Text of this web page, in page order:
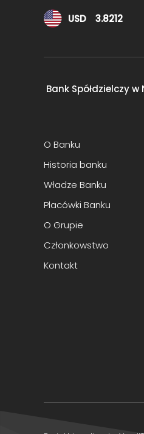
Kursy walut
USD 3.8212
Bank Spółdzielczy
O Banku
Historia banku
Władze Banku
Placówki Banku
O Grupie
Członkowstwo
Kontakt